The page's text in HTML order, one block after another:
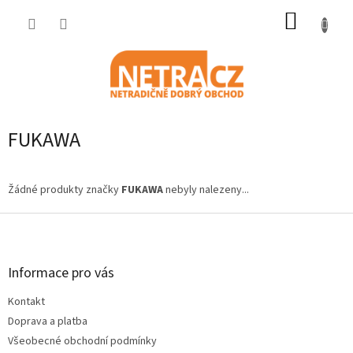
FUKAWA
Žádné produkty značky FUKAWAnebyly nalezeny...
Z
Informace pro vás
Kontakt
Doprava a platba
Všeobecné obchodní podmínky